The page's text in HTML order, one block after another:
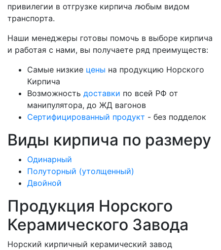
привилегии в отгрузке кирпича любым видом
транспорта.
Наши менеджеры готовы помочь в выборе кирпича
и работая с нами, вы получаете ряд преимуществ:
Самые низкие цены на продукцию Норского
Кирпича
Возможность доставки по всей РФ от
манипулятора, до ЖД вагонов
Сертифицированный продукт - без подделок
Виды кирпича по размеру
Одинарный
Полуторный (утолщенный)
Двойной
Продукция Норского
Керамического Завода
Норский кирпичный керамический завод